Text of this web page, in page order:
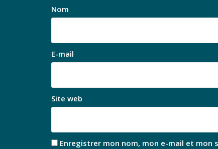
Nom
E-mail
Site web
Enregistrer mon nom, mon e-mail et mon